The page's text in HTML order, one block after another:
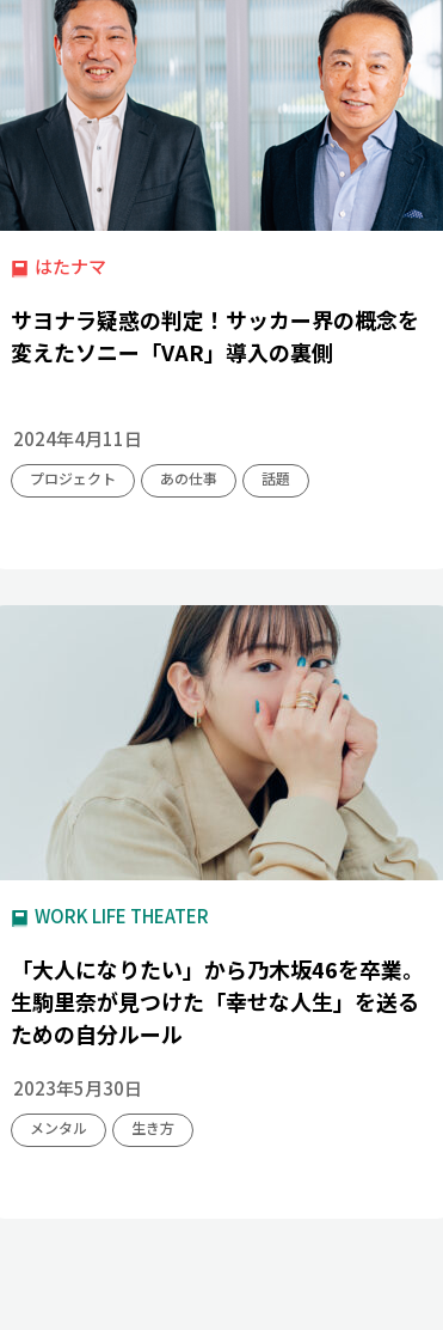
はたナマ
サヨナラ疑惑の判定！サッカー界の概念を
変えたソニー「VAR」導入の裏側
2024年4月11日
プロジェクト あの仕事 話題
WORK LIFE THEATER
「大人になりたい」から乃木坂46を卒業。
生駒里奈が見つけた「幸せな人生」を送る
ための自分ルール
2023年5月30日
メンタル 生き方